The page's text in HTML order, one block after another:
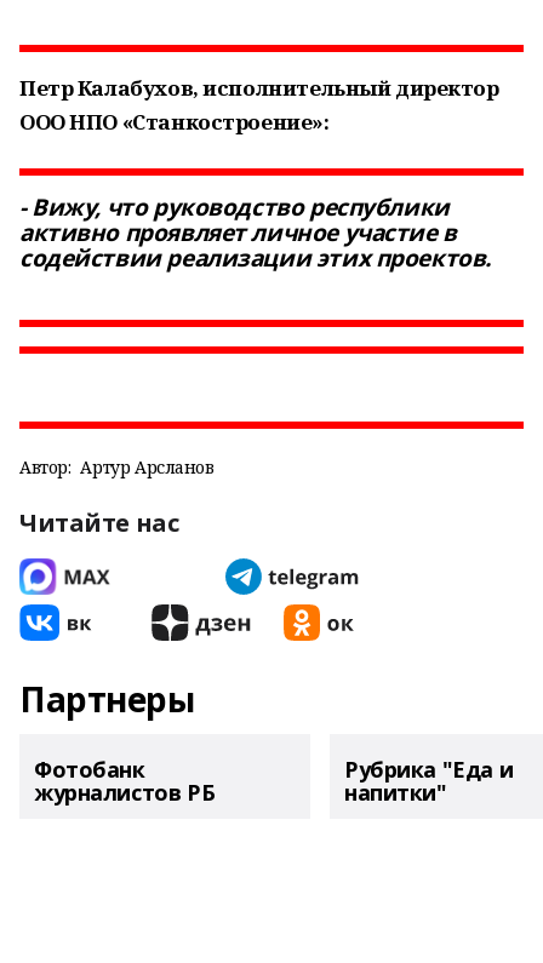
Петр Калабухов, исполнительный директор
ООО НПО «Станкостроение»:
- Вижу, что руководство республики
активно проявляет личное участие в
содействии реализации этих проектов.
Автор: Артур Арсланов
Читайте нас
Партнеры
Фотобанк
журналистов РБ
Рубрика "Еда и
напитки"